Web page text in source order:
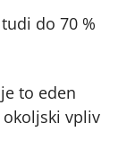
do 70 %
to eden
vpliv